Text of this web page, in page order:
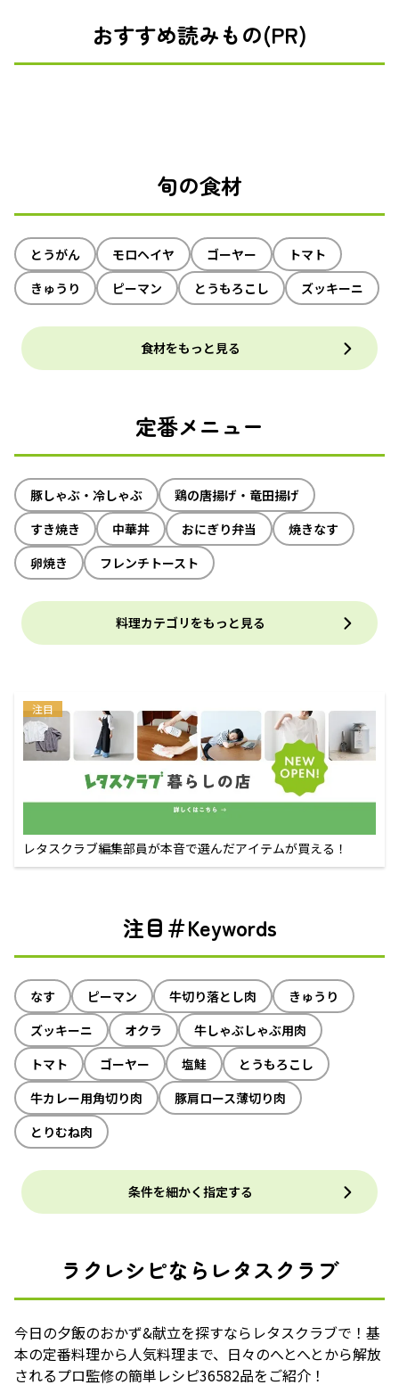
おすすめ読みもの(PR)
旬の食材
とうがん モロヘイヤ ゴーヤー
トマト
きゅうり
ピーマン とうもろこし ズッキーニ
食材をもっと見る
定番メニュー
豚しゃぶ・冷しゃぶ
鶏の唐揚げ・竜田揚げ
すき焼き
中華丼 おにぎり弁当
焼きなす
卵焼き
フレンチトースト
料理カテゴリをもっと見る
注目
レタスクラブ編集部員が本音で選んだアイテムが買える！
注目＃Keywords
なす ピーマン 牛切り落とし肉
きゅうり
ズッキーニ
オクラ
牛しゃぶしゃぶ用肉
トマト
ゴーヤー 塩鮭
とうもろこし
牛カレー用角切り肉
豚肩ロース薄切り肉
とりむね肉
条件を細かく指定する
ラクレシピならレタスクラブ
今日の夕飯のおかず&献立を探すならレタスクラブで！基
本の定番料理から人気料理まで、日々のへとへとから解放
されるプロ監修の簡単レシピ36582品をご紹介！